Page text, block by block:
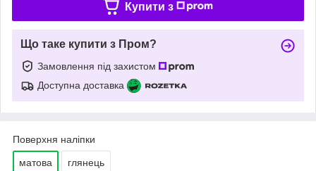
Купити з
Що таке купити з Пром?
Замовлення під захистом
Доступна доставка
Поверхня наліпки
матова глянець